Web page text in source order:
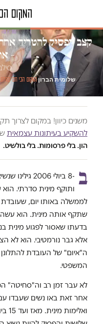
טור דעה
–
שלומית הברון·המקום הכי חם
משנים כיוון! במקום לצרוך
להשקיע בעיתונות עצמאית
הון. בלי פרסומות. בלי בולשיט.
ב
-8 ביולי
ותוקף מינית סדרתי.
לממשלה באותו יום,
שתקף אותה מינית. הוא
בדעתו שאסור לפגוע מינית
אלא גבר נורמטיבי. הוא לא
ה"איום" של העובדת להתלונן
המשפטי.
לא עבר זמן רב וה"סחיטה"
אחר זאת באו נשים שעבדו